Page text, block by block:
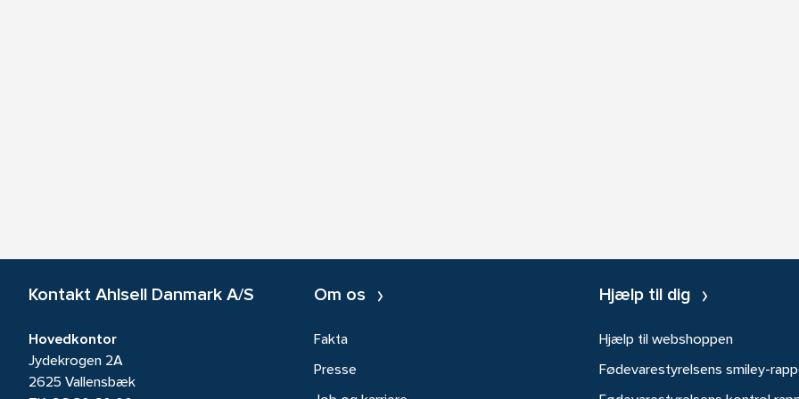
Kontakt Ahlsell Danmark A/S
Hovedkontor
Jydekrogen 2A
2625 Vallensbæk
Om os
Fakta
Presse
Hjælp til dig
Hjælp til webshoppen
Fødevarestyrelsens smiley-